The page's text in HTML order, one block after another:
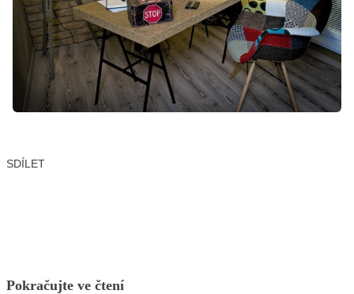
SDÍLET
Pokračujte ve čtení